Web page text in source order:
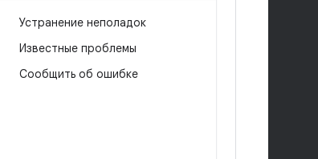
Устранение неполадок
Известные проблемы
Сообщить об ошибке